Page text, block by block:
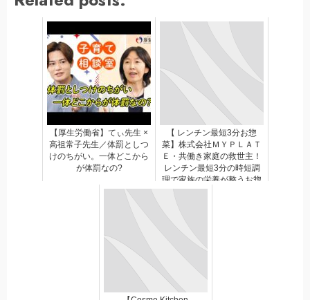
【厚生労働省】てぃ先生 ×
高祖常子先生／体罰としつ
けのちがい。一体どこから
が体罰なの?
【 レンチン最短3分お惣
菜】株式会社ＭＹＰＬＡＴ
Ｅ・共働き家庭の救世主！
レンチン最短3分の時短調
理で家族の栄養が整うお惣